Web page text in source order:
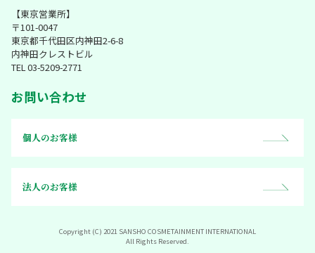
【東京営業所】
〒101-0047
東京都千代田区内神田2-6-8
内神田クレストビル
TEL 03-5209-2771
お問い合わせ
個人のお客様
法人のお客様
Copyright (C) 2021 SANSHO COSMETAINMENT INTERNATIONAL
All Rights Reserved.